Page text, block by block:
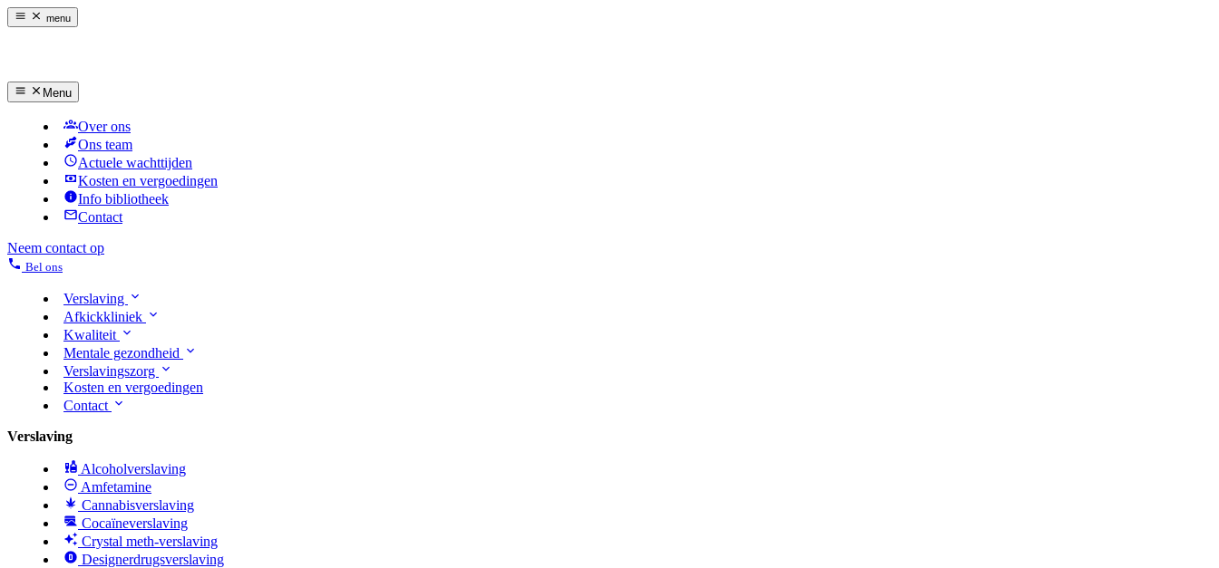
menu
Menu
Over ons
Ons team
Actuele wachttijden
Kosten en vergoedingen
Info bibliotheek
Contact
Neem contact op
Bel ons
Verslaving
Afkickkliniek
Kwaliteit
Mentale gezondheid
Verslavingszorg
Kosten en vergoedingen
Contact
Verslaving
Alcoholverslaving
Amfetamine
Cannabisverslaving
Cocaïneverslaving
Crystal meth-verslaving
Designerdrugsverslaving